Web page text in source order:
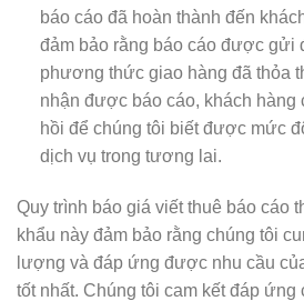
báo cáo đã hoàn thành đến
đảm bảo rằng báo cáo được gửi
phương thức giao hàng đã thỏa
nhận được báo cáo, khách hàng
hồi để chúng tôi biết được mức
dịch vụ trong tương lai.
Quy trình báo giá viết thuê báo cáo
khẩu này đảm bảo rằng chúng tôi
lượng và đáp ứng được nhu cầu
tốt nhất. Chúng tôi cam kết đáp ứng